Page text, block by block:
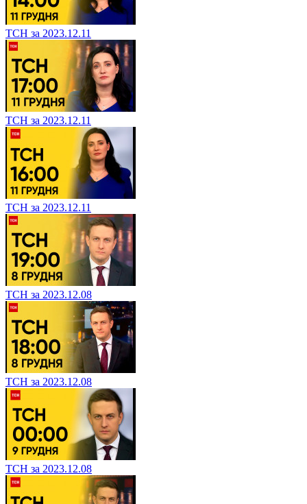
ТСН за 2023.12.11
ТСН за 2023.12.11
ТСН за 2023.12.11
ТСН за 2023.12.08
ТСН за 2023.12.08
ТСН за 2023.12.08